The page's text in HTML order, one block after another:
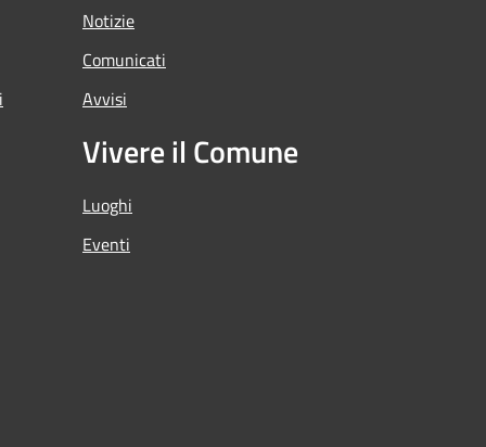
Notizie
Comunicati
Avvisi
Vivere il Comune
Luoghi
Eventi